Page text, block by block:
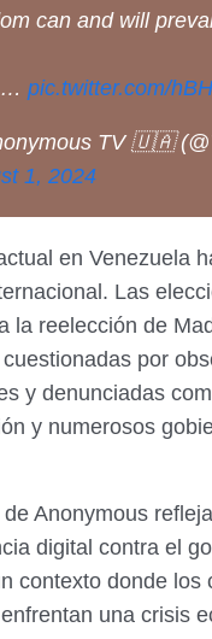
can and will
pic.twitter.com/
TV 🇺🇦
1, 2024
en Venezuela
Las
la reelección de
por
y denunciadas
y numerosos
Anonymous
digital contra el
contexto donde los
una crisis